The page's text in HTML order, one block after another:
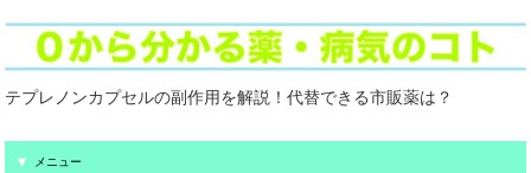
テプレノンカプセルの副作用を解説！代替できる市販薬は？
メニュー